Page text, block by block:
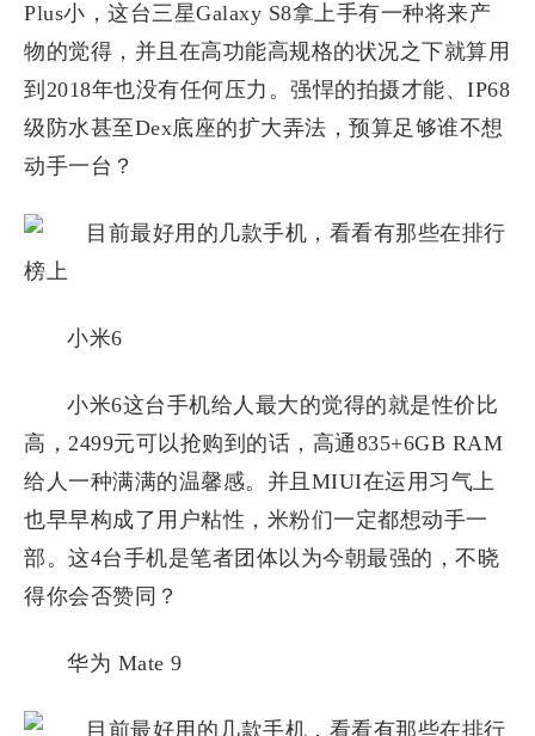
Plus小，这台三星Galaxy S8拿上手有一种将来产
物的觉得，并且在高功能高规格的状况之下就算用
到2018年也没有任何压力。强悍的拍摄才能、IP68
级防水甚至Dex底座的扩大弄法，预算足够谁不想
动手一台？
小米6
小米6这台手机给人最大的觉得的就是性价比
高，2499元可以抢购到的话，高通835+6GB RAM
给人一种满满的温馨感。并且MIUI在运用习气上
也早早构成了用户粘性，米粉们一定都想动手一
部。这4台手机是笔者团体以为今朝最强的，不晓
得你会否赞同？
华为 Mate 9